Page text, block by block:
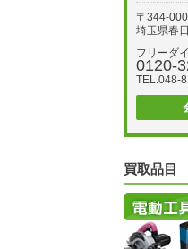
〒344-
埼玉県春
フリーダ
0120-
TEL.048-
買取品目